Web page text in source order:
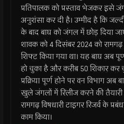
प्रतिपालक को प्रस्ताव भेजकर इसे
अनुशंसा कर दी है। उम्मीद है कि
के बाद बाघ को जंगल में छोड़ दिया
शावक को 4 दिसंबर 2024 को
शिफ्ट किया गया था। यह बाघ
हो चुका है और करीब 50 शिकार कर
प्रक्रिया पूर्ण होने पर वन विभाग अब
खुले जंगलों में रिलीज करने की तैयारी
रामगढ़ विषधारी टाइगर रिजर्व के
काम किया।